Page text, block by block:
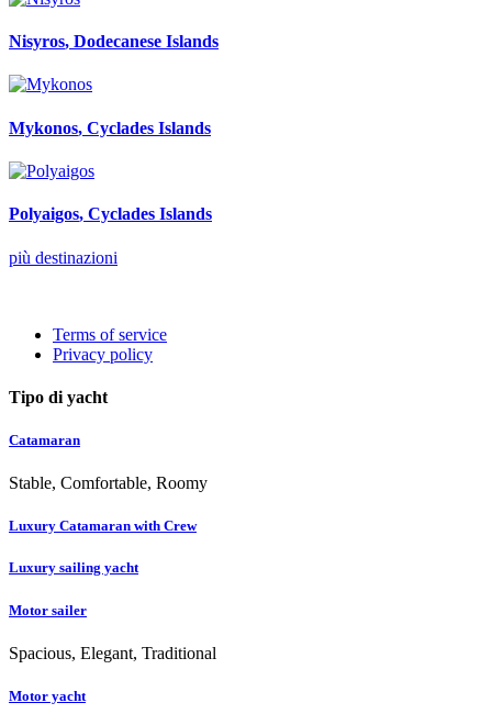
Nisyros, Dodecanese Islands
Mykonos, Cyclades Islands
Polyaigos, Cyclades Islands
più destinazioni
Terms of service
Privacy policy
Tipo di yacht
Catamaran
Stable, Comfortable, Roomy
Luxury Catamaran with Crew
Luxury sailing yacht
Motor sailer
Spacious, Elegant, Traditional
Motor yacht